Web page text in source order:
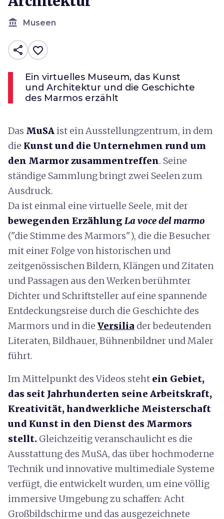
account_balance Museen
share favorite_border
Ein virtuelles Museum, das Kunst
und Architektur und die Geschichte
des Marmos erzählt
Das MuSAist ein Ausstellungzentrum, in dem
die Kunst und die Unternehmen rund um
den Marmor zusammentreffen. Seine
ständige Sammlung bringt zwei Seelen zum
Ausdruck.
Da ist einmal eine virtuelle Seele, mit der
bewegenden Erzählung La voce del marmo
("die Stimme des Marmors"), die die Besucher
mit einer Folge von historischen und
zeitgenössischen Bildern, Klängen und Zitaten
und Passagen aus den Werken berühmter
Dichter und Schriftsteller auf eine spannende
Entdeckungsreise durch die Geschichte des
Marmors und in die Versilia der bedeutenden
Literaten, Bildhauer, Bühnenbildner und Maler
führt.
Im Mittelpunkt des Videos steht ein Gebiet,
das seit Jahrhunderten seine Arbeitskraft,
Kreativität, handwerkliche Meisterschaft
und Kunst in den Dienst des Marmors
stellt. Gleichzeitig veranschaulicht es die
Ausstattung des MuSA, das über hochmoderne
Technik und innovative multimediale Systeme
verfügt, die entwickelt wurden, um eine völlig
immersive Umgebung zu schaffen: Acht
Großbildschirme und das ausgezeichnete